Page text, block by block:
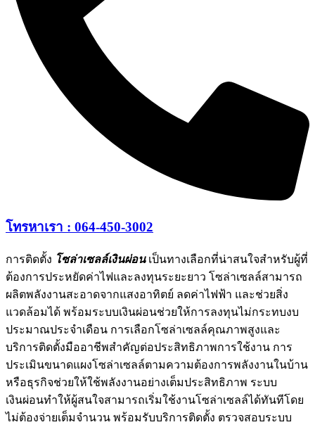
โทรหาเรา : 064-450-3002
การติดตั้ง โซล่าเซลล์เงินผ่อนเป็นทางเลือกที่น่าสนใจสำหรับผู้ที่
ต้องการประหยัดค่าไฟและลงทุนระยะยาว โซล่าเซลล์สามารถ
ผลิตพลังงานสะอาดจากแสงอาทิตย์ ลดค่าไฟฟ้า และช่วยสิ่ง
แวดล้อมได้ พร้อมระบบเงินผ่อนช่วยให้การลงทุนไม่กระทบงบ
ประมาณประจำเดือน การเลือกโซล่าเซลล์คุณภาพสูงและ
บริการติดตั้งมืออาชีพสำคัญต่อประสิทธิภาพการใช้งาน การ
ประเมินขนาดแผงโซล่าเซลล์ตามความต้องการพลังงานในบ้าน
หรือธุรกิจช่วยให้ใช้พลังงานอย่างเต็มประสิทธิภาพ ระบบ
เงินผ่อนทำให้ผู้สนใจสามารถเริ่มใช้งานโซล่าเซลล์ได้ทันทีโดย
ไม่ต้องจ่ายเต็มจำนวน พร้อมรับบริการติดตั้ง ตรวจสอบระบบ